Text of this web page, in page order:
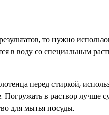
то нужно
в воду со специальным
перед стиркой,
в раствор лучше
для мытья посуды.